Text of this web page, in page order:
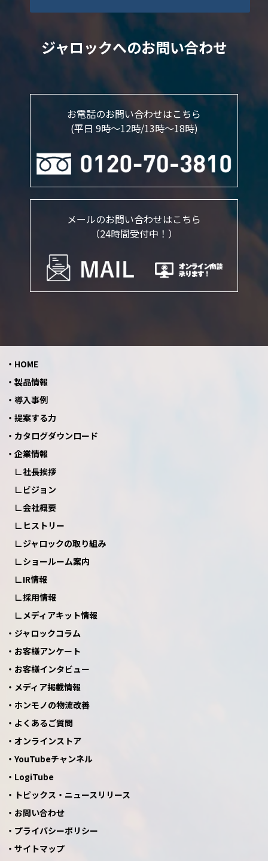
ジャロックへのお問い合わせ
お電話のお問い合わせはこちら
(平日 9時～12時/13時〜18時)
メールのお問い合わせはこちら
（24時間受付中！）
HOME
製品情報
導入事例
提案する力
カタログダウンロード
企業情報
社長挨拶
ビジョン
会社概要
ヒストリー
ジャロックの取り組み
ショールーム案内
IR情報
採用情報
メディアキット情報
ジャロックコラム
お客様アンケート
お客様インタビュー
メディア掲載情報
ホンモノの物流改善
よくあるご質問
オンラインストア
YouTubeチャンネル
LogiTube
トピックス・ニュースリリース
お問い合わせ
プライバシーポリシー
サイトマップ